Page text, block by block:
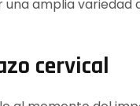
amplia
cervical